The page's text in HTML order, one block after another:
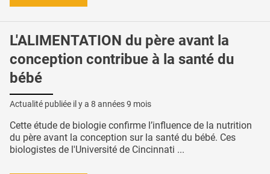
L'ALIMENTATION du père avant la
conception contribue à la santé du
bébé
Actualité publiée il y a 8 années 9 mois
Cette étude de biologie confirme l’influence de la nutrition
du père avant la conception sur la santé du bébé. Ces
biologistes de l'Université de Cincinnati ...